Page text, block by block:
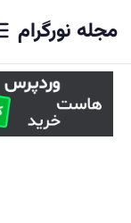
مجله نورگرام